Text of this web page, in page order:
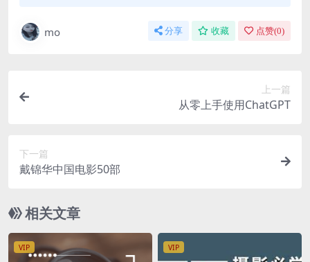
mo 分享 收藏 点赞(0)
上一篇
从零上手使用ChatGPT
下一篇
戴锦华中国电影50部
相关文章
VIP VIP